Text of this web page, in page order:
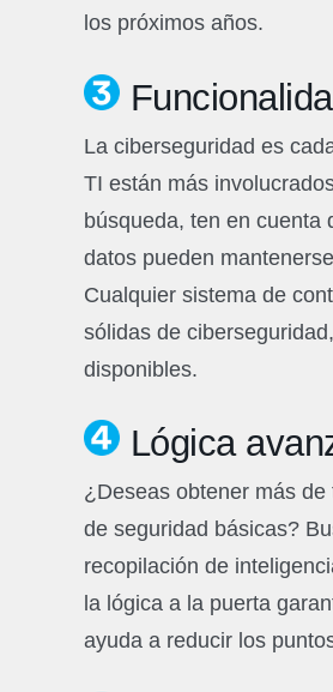
los próximos años.
La ciberseguridad es
TI están más
búsqueda, ten en cuenta
datos pueden
Cualquier sistema de
sólidas de
disponibles.
Lógica
¿Deseas obtener más
de seguridad básicas?
recopilación de
la lógica a la puerta
ayuda a reducir los